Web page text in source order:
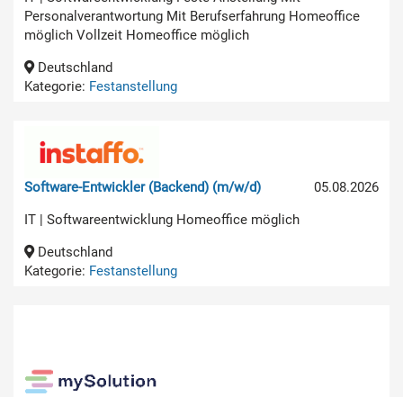
Personalverantwortung Mit Berufserfahrung Homeoffice
möglich Vollzeit Homeoffice möglich
Deutschland
Kategorie: Festanstellung
05.08.2026
Software-Entwickler (Backend) (m/w/d)
IT | Softwareentwicklung Homeoffice möglich
Deutschland
Kategorie: Festanstellung